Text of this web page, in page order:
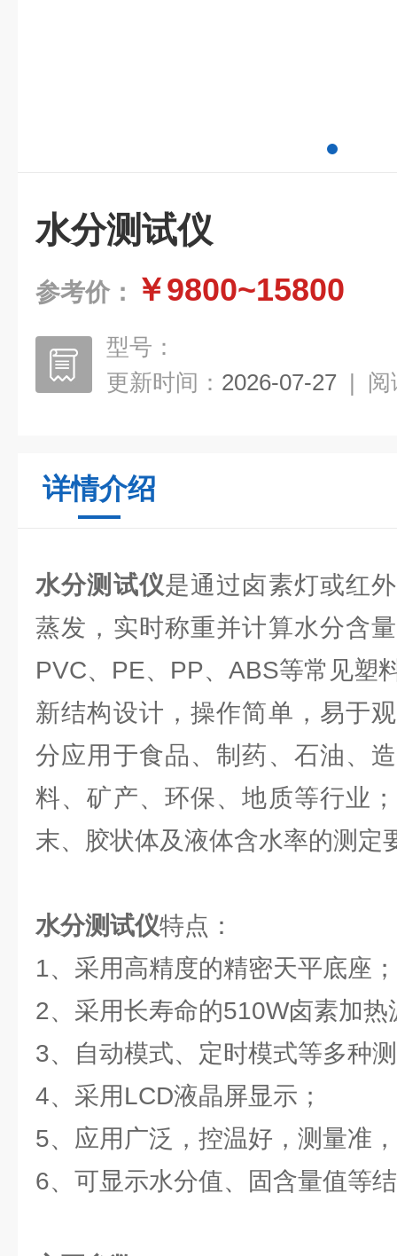
水分测试仪
参考价： ￥9800~15800
型号：
更新时间： 2026-07-27 | 阅
详情介绍
水分测试仪是通过卤素灯或红
蒸发，实时称重并计算水分含
PVC、PE、PP、ABS等常见塑
新结构设计，操作简单，易于
分应用于食品、制药、石油、
料、矿产、环保、地质等行业
末、胶状体及液体含水率的测定
水分测试仪特点：
1、采用高精度的精密天平底座；
2、采用长寿命的510W卤素加热
3、自动模式、定时模式等多种
4、采用LCD液晶屏显示；
5、应用广泛，控温好，测量准
6、可显示水分值、固含量值等